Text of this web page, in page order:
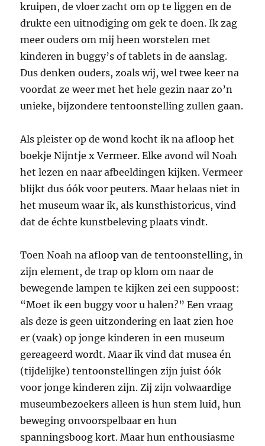
kruipen, de vloer zacht om op te liggen en de
drukte een uitnodiging om gek te doen. Ik zag
meer ouders om mij heen worstelen met
kinderen in buggy’s of tablets in de aanslag.
Dus denken ouders, zoals wij, wel twee keer na
voordat ze weer met het hele gezin naar zo’n
unieke, bijzondere tentoonstelling zullen gaan.
Als pleister op de wond kocht ik na afloop het
boekje Nijntje x Vermeer. Elke avond wil Noah
het lezen en naar afbeeldingen kijken. Vermeer
blijkt dus óók voor peuters. Maar helaas niet in
het museum waar ik, als kunsthistoricus, vind
dat de échte kunstbeleving plaats vindt.
Toen Noah na afloop van de tentoonstelling, in
zijn element, de trap op klom om naar de
bewegende lampen te kijken zei een suppoost:
“Moet ik een buggy voor u halen?” Een vraag
als deze is geen uitzondering en laat zien hoe
er (vaak) op jonge kinderen in een museum
gereageerd wordt. Maar ik vind dat musea én
(tijdelijke) tentoonstellingen zijn juist óók
voor jonge kinderen zijn. Zij zijn volwaardige
museumbezoekers alleen is hun stem luid, hun
beweging onvoorspelbaar en hun
spanningsboog kort. Maar hun enthousiasme